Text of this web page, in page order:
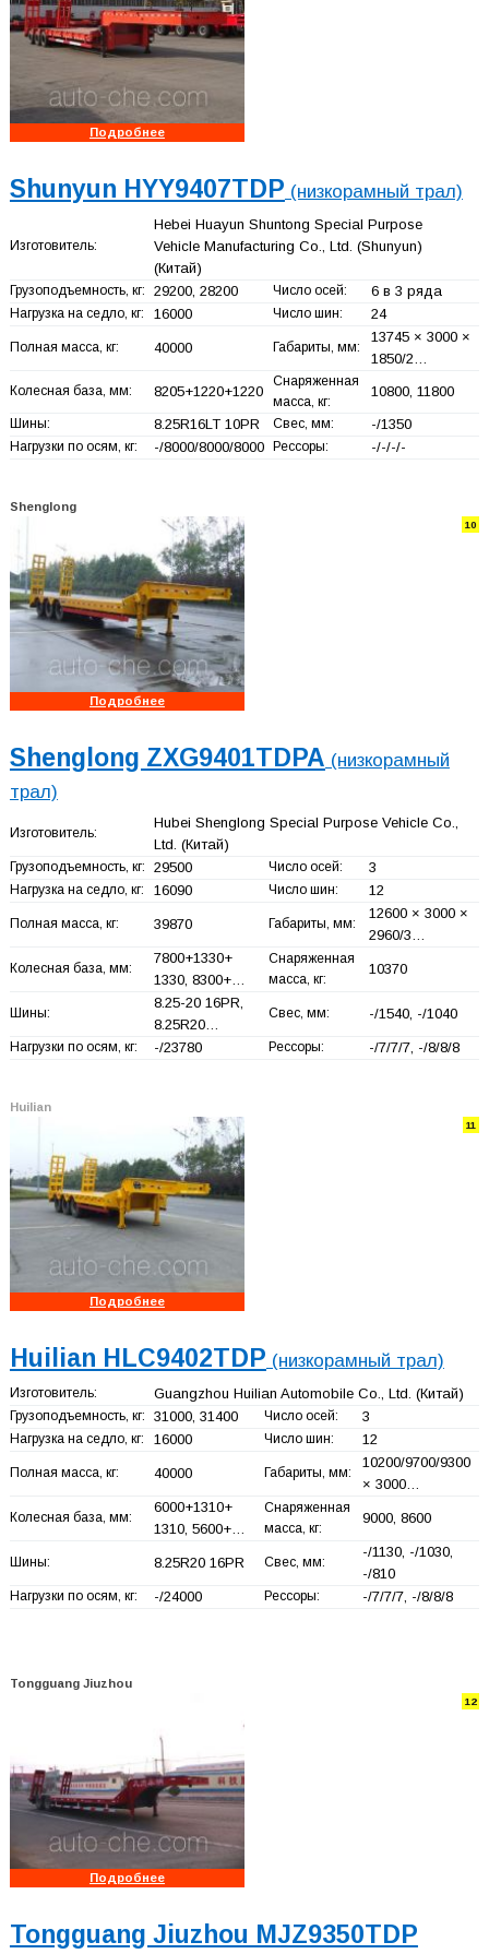
Подробнее
Shunyun HYY9407TDP (низкорамный трал)
Изготовитель:
Hebei Huayun Shuntong Special Purpose
Vehicle Manufacturing Co., Ltd. (Shunyun)
(Китай)
Грузоподъемность, кг: 29200, 28200 Число осей: 6 в 3 ряда
Нагрузка на седло, кг: 16000 Число шин: 24
Полная масса, кг: 40000 Габариты, мм:
13745 × 3000 ×
1850/2…
Колесная база, мм: 8205+1220+1220
Снаряженная
масса, кг:
10800, 11800
Шины: 8.25R16LT 10PR Свес, мм: -/1350
Нагрузки по осям, кг: -/8000/8000/8000 Рессоры: -/-/-/-
Shenglong
10
Подробнее
Shenglong ZXG9401TDPA (низкорамный
трал)
Изготовитель:
Hubei Shenglong Special Purpose Vehicle Co.,
Ltd. (Китай)
Грузоподъемность, кг: 29500 Число осей: 3
Нагрузка на седло, кг: 16090 Число шин: 12
Полная масса, кг: 39870 Габариты, мм:
12600 × 3000 ×
2960/3…
Колесная база, мм:
7800+1330+
1330, 8300+…
Снаряженная
масса, кг:
10370
Шины:
8.25-20 16PR,
8.25R20…
Свес, мм: -/1540, -/1040
Нагрузки по осям, кг: -/23780 Рессоры: -/7/7/7, -/8/8/8
Huilian
11
Подробнее
Huilian HLC9402TDP (низкорамный трал)
Изготовитель: Guangzhou Huilian Automobile Co., Ltd. (Китай)
Грузоподъемность, кг: 31000, 31400 Число осей: 3
Нагрузка на седло, кг: 16000 Число шин: 12
Полная масса, кг: 40000 Габариты, мм:
10200/9700/9300
× 3000…
Колесная база, мм:
6000+1310+
1310, 5600+…
Снаряженная
масса, кг:
9000, 8600
Шины: 8.25R20 16PR Свес, мм:
-/1130, -/1030,
-/810
Нагрузки по осям, кг: -/24000 Рессоры: -/7/7/7, -/8/8/8
Tongguang Jiuzhou
12
Подробнее
Tongguang Jiuzhou MJZ9350TDP